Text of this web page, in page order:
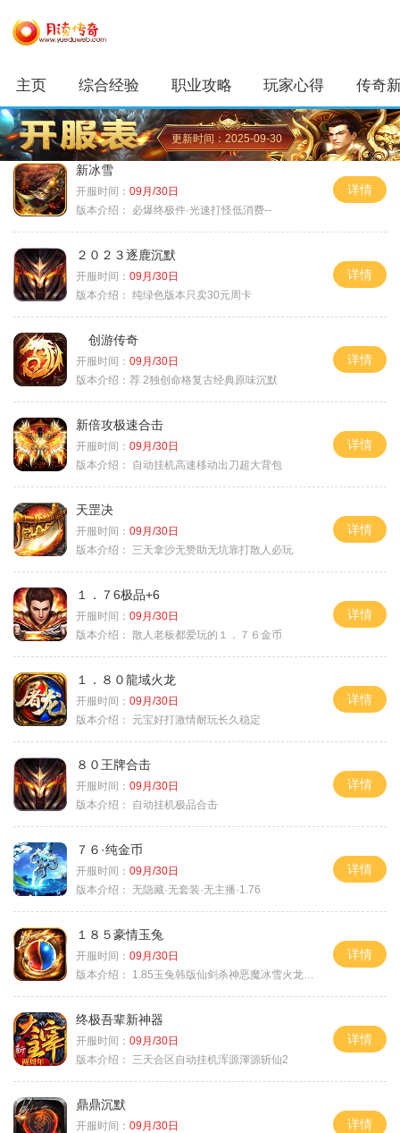
主页 综合经验 职业攻略 玩家心得 传奇
更新时间：2025-09-30
新冰雪
开服时间： 09月/30日
版本介绍：
必爆终极件·光速打怪低消费--
详情
２０２３逐鹿沉默
开服时间： 09月/30日
版本介绍： 纯绿色版本只卖30元周卡
详情
创游传奇
开服时间： 09月/30日
版本介绍： 荐 2独创命格复古经典原味沉默
详情
新倍攻极速合击
开服时间： 09月/30日
版本介绍：
自动挂机高速移动出刀超大背包
详情
天罡决
开服时间： 09月/30日
版本介绍：
三天拿沙无赞助无坑靠打散人必玩
详情
１．７6极品+6
开服时间： 09月/30日
版本介绍： 散人老板都爱玩的１．７６金币
详情
１．８０龍域火龙
开服时间： 09月/30日
版本介绍：
元宝好打激情耐玩长久稳定
详情
８０王牌合击
开服时间： 09月/30日
版本介绍：
自动挂机极品合击
详情
７６·纯金币
开服时间： 09月/30日
版本介绍： 无隐藏·无套装·无主播·1.76
详情
１８５豪情玉兔
开服时间： 09月/30日
版本介绍：
1.85玉兔韩版仙剑杀神恶魔冰雪火龙神器专属
详情
终极吾辈新神器
开服时间： 09月/30日
版本介绍：
三天合区自动挂机浑源渾源斩仙2
详情
鼎鼎沉默
开服时间： 09月/30日
详情